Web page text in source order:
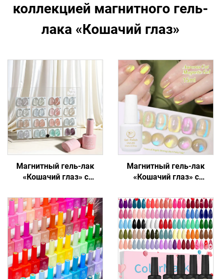
коллекцией магнитного гель-
лака «Кошачий глаз»
Магнитный гель-лак
«Кошачий глаз» с
блеском
Магнитный гель-лак
«Кошачий глаз» с
блеском